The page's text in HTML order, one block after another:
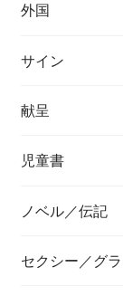
外国
サイン
献呈
児童書
ノベル／伝記
セクシー／グ